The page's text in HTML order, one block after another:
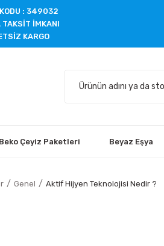
: 349032
TAKSİT İMKANI
KARGO
Beko Çeyiz Paketleri Beyaz Eşya
Genel Aktif Hijyen Teknolojisi Nedir ?